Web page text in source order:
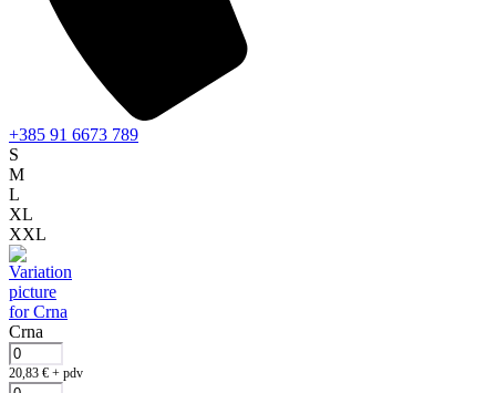
+385 91 6673 789
S
M
L
XL
XXL
Crna
20,83 € + pdv